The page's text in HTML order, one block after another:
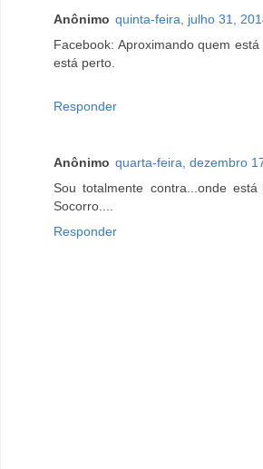
Anônimo quinta-feira, julho 31,
Facebook: Aproximando quem
está perto.
Responder
Anônimo quarta-feira, dezembro
Sou totalmente contra...onde
Socorro....
Responder